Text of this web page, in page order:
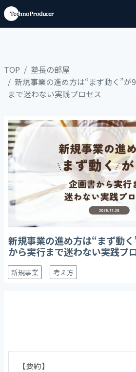
TOP
塾長の部屋
新規事業の進め方は“まず動く”
まで迷わない実践プロセス
新規事業の進め方は“まず動
から実行まで迷わない実践プ
新規事業 考え方
【要約】